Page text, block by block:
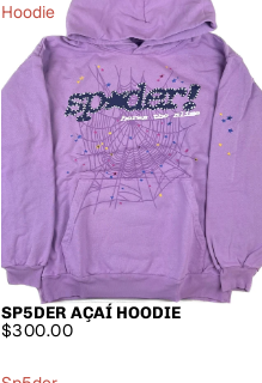
Hoodie
SP5DER AÇAÍ HOODIE
$300.00